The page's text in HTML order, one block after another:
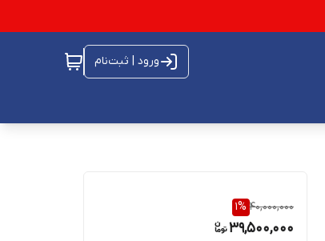
ورود | ثبت‌نام
40,000,000
1%
39,500,000